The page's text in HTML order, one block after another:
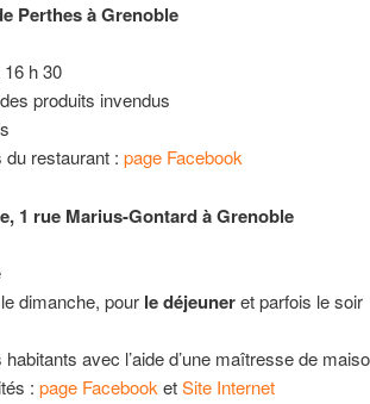
Perthes à Grenoble
h 30
produits invendus
restaurant : page Facebook
1 rue Marius-Gontard à Grenoble
dimanche, pour le déjeuneret parfois le soir
avec l’aide d’une maîtresse de
: page Facebook etSite Internet